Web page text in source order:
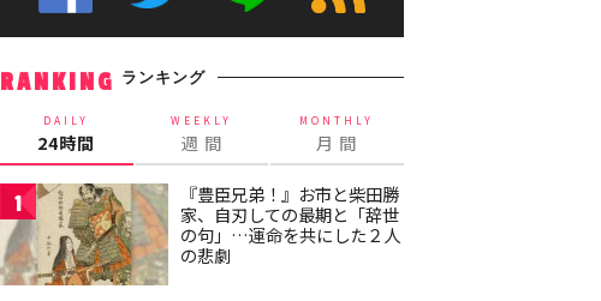
RANKING ランキング
DAILY
24時間
WEEKLY
週 間
MONTHLY
月 間
1
『豊臣兄弟！』お市と柴田勝
家、自刃しての最期と「辞世
の句」…運命を共にした２人
の悲劇